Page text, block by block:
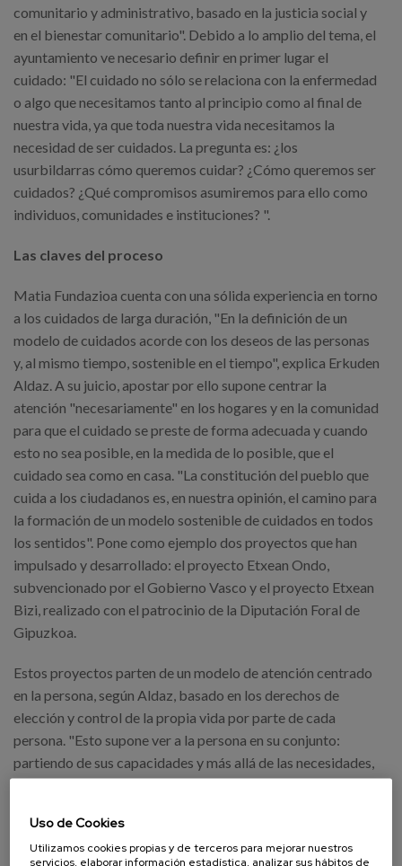
comunitario y administrativo, basado en la justicia social y
en el bienestar comunitario". Debido a lo amplio del tema, el
ayuntamiento ve necesario definir en primer lugar el
cuidado: "El cuidado no sólo se relaciona con la enfermedad
o algo que necesitamos tanto al principio como al final de
nuestra vida, ya que toda nuestra vida necesitamos la
necesidad de ser cuidados. La pregunta es: ¿los
usurbildarras cómo queremos cuidar? ¿Cómo queremos ser
cuidados? ¿Qué compromisos asumiremos para ello como
individuos, comunidades e instituciones? ".
Las claves del proceso
Matia Fundazioa cuenta con una sólida experiencia en torno
a los cuidados de larga duración, "En la definición de un
modelo de cuidados acorde con los deseos de las personas
y, al mismo tiempo, sostenible en el tiempo", explica Erkuden
Aldaz. A su juicio, apostar por ello supone centrar la
atención "necesariamente" en los hogares y en la comunidad
para que el cuidado se preste de forma adecuada y cuando
esto no sea posible, en la medida de lo posible, que el
cuidado sea como en casa. "La constitución del pueblo que
cuida a los ciudadanos es, en nuestra opinión, el camino para
la formación de un modelo sostenible de cuidados en todos
los sentidos". Pone como ejemplo dos proyectos que han
impulsado y desarrollado: el proyecto Etxean Ondo,
subvencionado por el Gobierno Vasco y el proyecto Etxean
Bizi, realizado con el patrocinio de la Diputación Foral de
Gipuzkoa.
Estos proyectos parten de un modelo de atención centrado
en la persona, según Aldaz, basado en los derechos de
elección y control de la propia vida por parte de cada
persona. "Esto supone ver a la persona en su conjunto:
partiendo de sus capacidades y más allá de las necesidades,
desean, fomentando su autodeterminación y garantizando
su dignidad".
Uso de Cookies
Utilizamos cookies propias y de terceros para mejorar nuestros
servicios, elaborar información estadística, analizar sus hábitos de